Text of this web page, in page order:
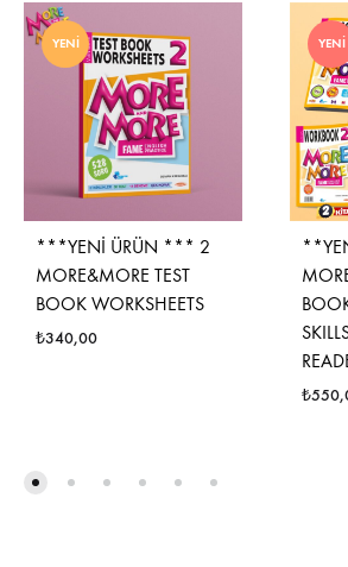
YENI
***YENİ ÜRÜN *** 2
MORE&MORE TEST
BOOK WORKSHEETS
₺340,00
YENI
₺